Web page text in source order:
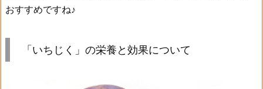
おすすめですね♪
「いちじく」の栄養と効果について